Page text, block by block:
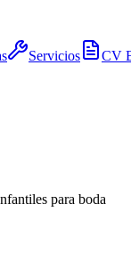
Servicios CV
para boda